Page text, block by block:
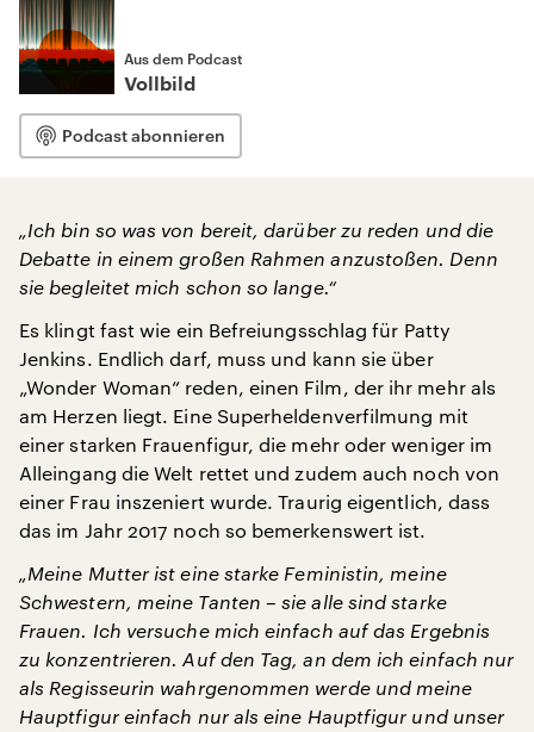
Aus dem Podcast
Vollbild
Podcast abonnieren
„Ich bin so was von bereit, darüber zu reden und die
Debatte in einem großen Rahmen anzustoßen. Denn
sie begleitet mich schon so lange.“
Es klingt fast wie ein Befreiungsschlag für Patty
Jenkins. Endlich darf, muss und kann sie über
„Wonder Woman“ reden, einen Film, der ihr mehr als
am Herzen liegt. Eine Superheldenverfilmung mit
einer starken Frauenfigur, die mehr oder weniger im
Alleingang die Welt rettet und zudem auch noch von
einer Frau inszeniert wurde. Traurig eigentlich, dass
das im Jahr 2017 noch so bemerkenswert ist.
„Meine Mutter ist eine starke Feministin, meine
Schwestern, meine Tanten – sie alle sind starke
Frauen. Ich versuche mich einfach auf das Ergebnis
zu konzentrieren. Auf den Tag, an dem ich einfach nur
als Regisseurin wahrgenommen werde und meine
Hauptfigur einfach nur als eine Hauptfigur und unser